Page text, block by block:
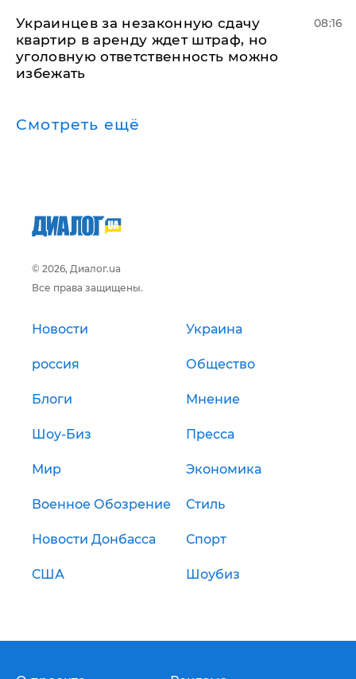
Украинцев за незаконную сдачу
квартир в аренду ждет штраф, но
уголовную ответственность можно
избежать
08:16
Смотреть ещё
© 2026, Диалог.ua
Все права защищены.
Новости Украина
россия Общество
Блоги Мнение
Шоу-Биз Пресса
Мир Экономика
Военное Обозрение Стиль
Новости Донбасса Спорт
США Шоубиз